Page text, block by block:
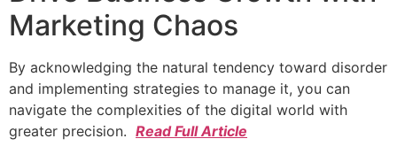
Marketing Chaos
By acknowledging the natural tendency toward disorder
and implementing strategies to manage it, you can
navigate the complexities of the digital world with
greater precision. Read Full Article